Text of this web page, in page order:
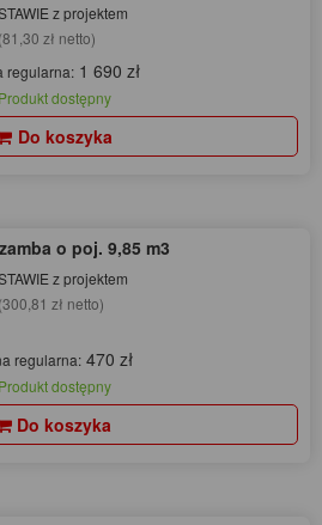
z projektem
(81,30 zł netto)
regularna: 1 690 zł
Produkt dostępny
Do koszyka
o poj. 9,85 m3
z projektem
(300,81 zł netto)
regularna: 470 zł
Produkt dostępny
Do koszyka